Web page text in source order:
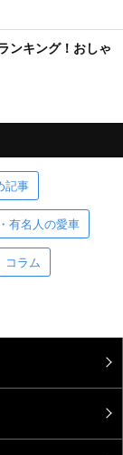
ンキング！おしゃ
記事
有名人の愛車
コラム